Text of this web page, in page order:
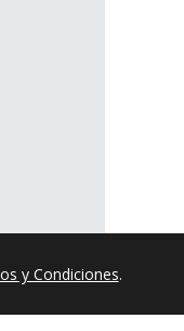
y Condiciones.